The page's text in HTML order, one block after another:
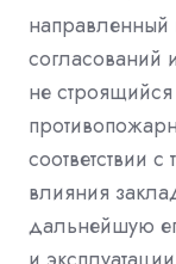
направленный
согласований
не
соответствии
влияния
дальнейшую